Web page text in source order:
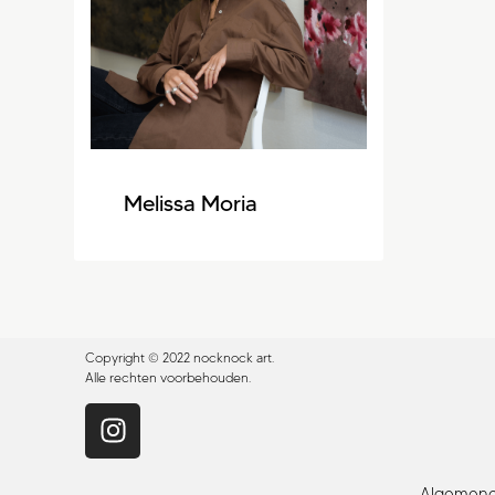
Melissa Moria
Copyright © 2022 nocknock art.
Alle rechten voorbehouden.